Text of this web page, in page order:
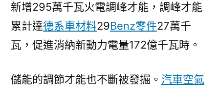
新增295萬千瓦火電調峰才能，調峰才能
累計達德系車材料29Benz零件27萬千
瓦，促進消納新動力電量172億千瓦時。
儲能的調節才能也不斷被發掘。 汽車空氣